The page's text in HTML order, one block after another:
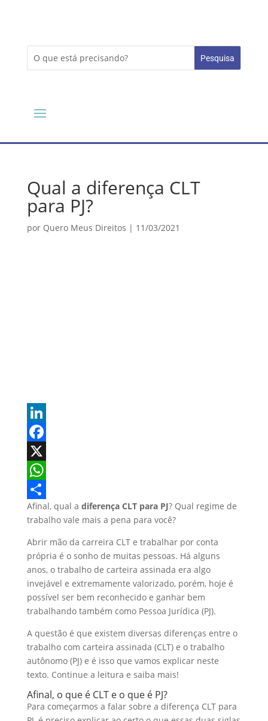
Qual a diferença CLT
para PJ?
por Quero Meus Direitos | 11/03/2021
L
n
k
e
I
n
a
c
e
o
o
k
X
W
h
t
s
A
p
S
a
r
e
Afinal, qual a diferença CLT para PJ? Qual regime de
trabalho vale mais a pena para você?
Abrir mão da carreira CLT e trabalhar por conta
própria é o sonho de muitas pessoas. Há alguns
anos, o trabalho de carteira assinada era algo
invejável e extremamente valorizado, porém, hoje é
possível ser bem reconhecido e ganhar bem
trabalhando também como Pessoa Jurídica (PJ).
A questão é que existem diversas diferenças entre o
trabalho com carteira assinada (CLT) e o trabalho
autônomo (PJ) e é isso que vamos explicar neste
texto. Continue a leitura e saiba mais!
Afinal, o que é CLT e o que é PJ?
Para começarmos a falar sobre a diferença CLT para